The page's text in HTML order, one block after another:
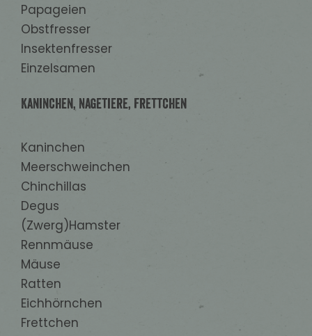
Papageien
Obstfresser
Insektenfresser
Einzelsamen
Kaninchen, Nagetiere, Frettchen
Kaninchen
Meerschweinchen
Chinchillas
Degus
(Zwerg)Hamster
Rennmäuse
Mäuse
Ratten
Eichhörnchen
Frettchen